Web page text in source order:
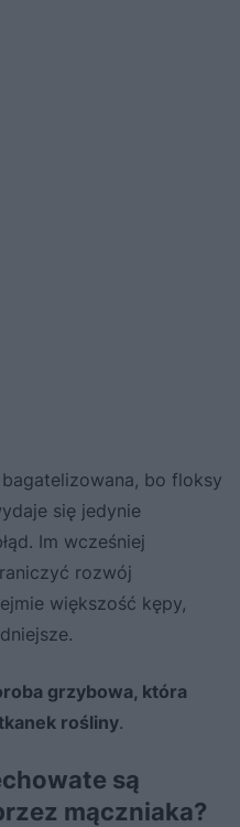
bo floksy
się jedynie
Im wcześniej
rozwój
większość kępy,
grzybowa, która
rośliny.
są
mączniaka?